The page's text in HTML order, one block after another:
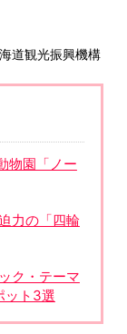
道観光振興機構
物園「ノー
力の「四輪
ク・テーマ
ット3選